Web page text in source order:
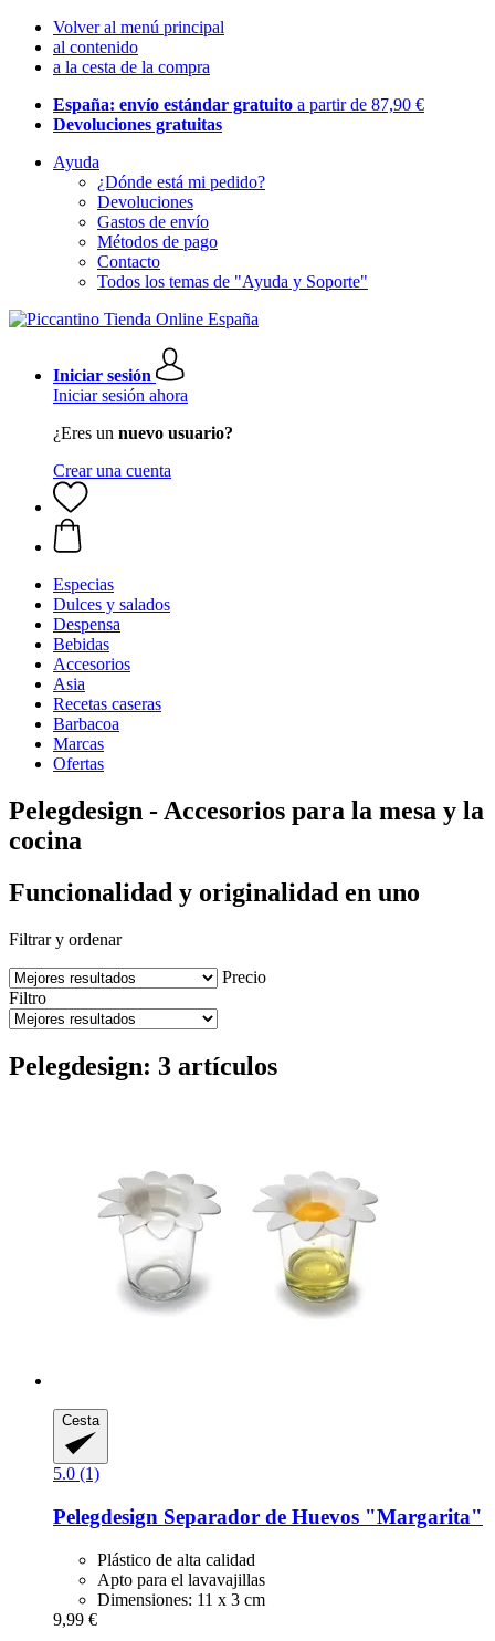
Volver al menú principal
al contenido
a la cesta de la compra
España: envío estándar gratuito a partir de 87,90 €
Devoluciones gratuitas
Ayuda
¿Dónde está mi pedido?
Devoluciones
Gastos de envío
Métodos de pago
Contacto
Todos los temas de "Ayuda y Soporte"
Iniciar sesión
Iniciar sesión ahora
¿Eres un nuevo usuario?
Crear una cuenta
Especias
Dulces y salados
Despensa
Bebidas
Accesorios
Asia
Recetas caseras
Barbacoa
Marcas
Ofertas
Pelegdesign - Accesorios para la mesa y la
cocina
Funcionalidad y originalidad en uno
Filtrar y ordenar
Precio
Filtro
Pelegdesign: 3 artículos
Cesta
5.0 (1)
Pelegdesign Separador de Huevos "Margarita"
Plástico de alta calidad
Apto para el lavavajillas
Dimensiones: 11 x 3 cm
9,99 €